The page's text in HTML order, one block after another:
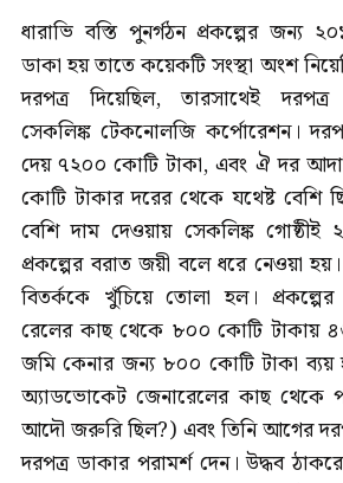
ধারাভি বস্তি পুনর্গঠন প্রকল্পের জন্য
ডাকা হয় তাতে কয়েকটি সংস্থা অংশ
দরপত্র দিয়েছিল, তারসাথেই দরপত্র
সেকলিঙ্ক টেকনোলজি কর্পোরেশন।
দেয় ৭২০০ কোটি টাকা, এবং ঐ দর
কোটি টাকার দরের থেকে যথেষ্ট বেশি
বেশি দাম দেওয়ায় সেকলিঙ্ক গোষ্ঠীই
প্রকল্পের বরাত জয়ী বলে ধরে নেওয়া
বিতর্ককে খুঁচিয়ে তোলা হল।
রেলের কাছ থেকে ৮০০ কোটি টাকায়
জমি কেনার জন্য ৮০০ কোটি টাকা ব্যয়
অ্যাডভোকেট জেনারেলের কাছ থেকে
আদৌ জরুরি ছিল?) এবং তিনি আগের
দরপত্র ডাকার পরামর্শ দেন। উদ্ধব ঠাকরের